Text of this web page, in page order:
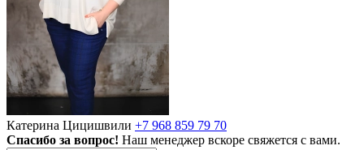
Катерина Цицишвили +7 968 859 79 70
Спасибо за вопрос! Наш менеджер вскоре свяжется с вами.